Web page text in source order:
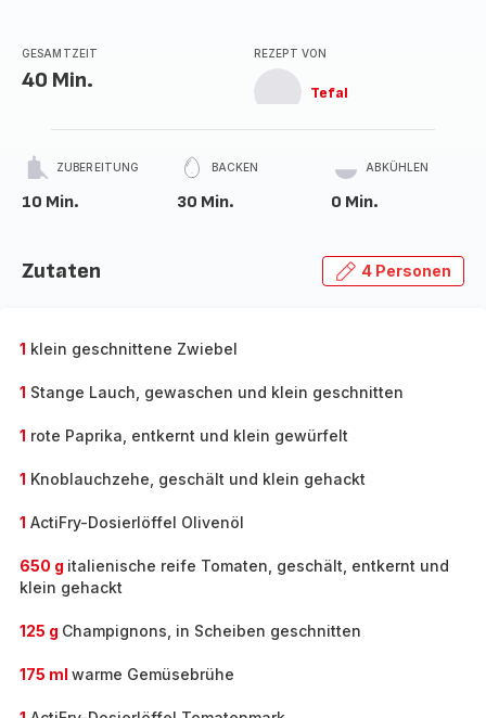
GESAMTZEIT
40 Min.
REZEPT VON
Tefal
ZUBEREITUNG
10 Min.
BACKEN
30 Min.
ABKÜHLEN
0 Min.
Zutaten 4 Personen
1 klein geschnittene Zwiebel
1 Stange Lauch, gewaschen und klein geschnitten
1 rote Paprika, entkernt und klein gewürfelt
1 Knoblauchzehe, geschält und klein gehackt
1 ActiFry-Dosierlöffel Olivenöl
650 g italienische reife Tomaten, geschält, entkernt und
klein gehackt
125 g Champignons, in Scheiben geschnitten
175 ml warme Gemüsebrühe